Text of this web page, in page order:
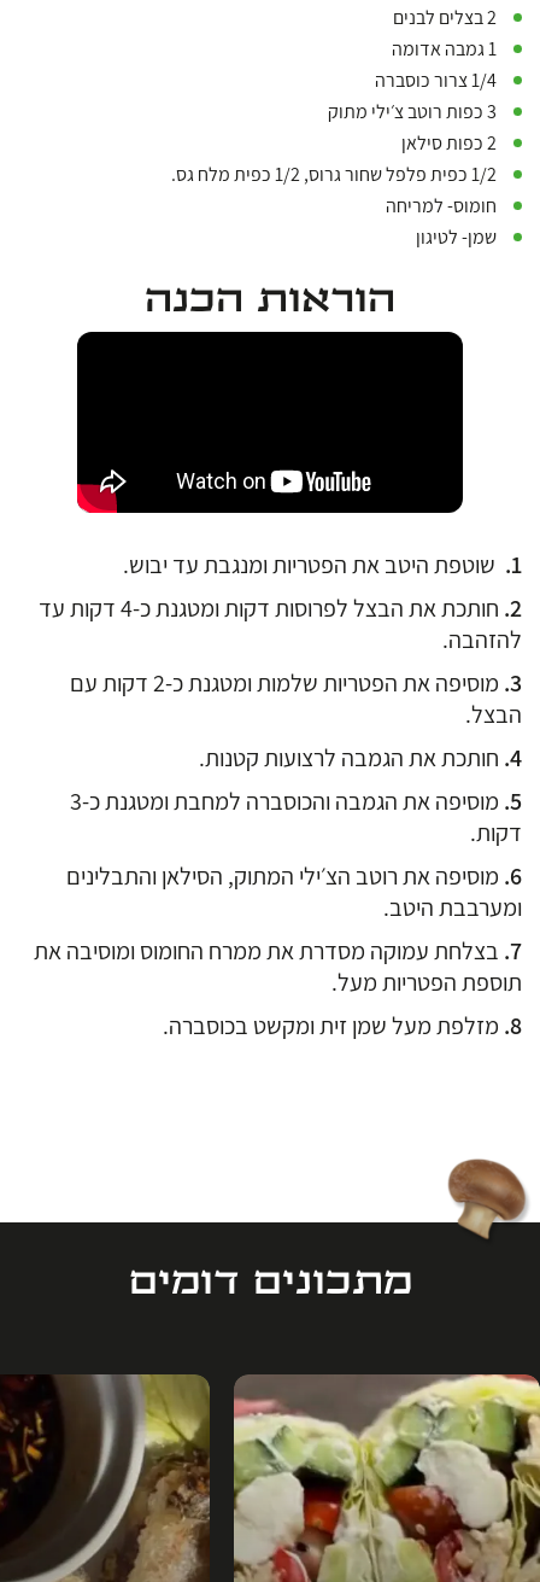
2 בצלים לבנים
1 גמבה אדומה
1/4 צרור כוסברה
3 כפות רוטב צ׳ילי מתוק
2 כפות סילאן
1/2 כפית פלפל שחור גרוס, 1/2 כפית מלח גס.
חומוס- למריחה
שמן- לטיגון
הוראות הכנה
שוטפת היטב את הפטריות ומנגבת עד יבוש.
⁠חותכת את הבצל לפרוסות דקות ומטגנת כ-4 דקות עד
להזהבה.
מוסיפה את הפטריות שלמות ומטגנת כ-2 דקות עם
הבצל.
חותכת את הגמבה לרצועות קטנות.
מוסיפה את הגמבה והכוסברה למחבת ומטגנת כ-3
דקות.
מוסיפה את רוטב הצ׳ילי המתוק, הסילאן והתבלינים
ומערבבת היטב.
בצלחת עמוקה מסדרת את ממרח החומוס ומוסיבה את
תוספת הפטריות מעל.
מזלפת מעל שמן זית ומקשט בכוסברה.
מתכונים דומים